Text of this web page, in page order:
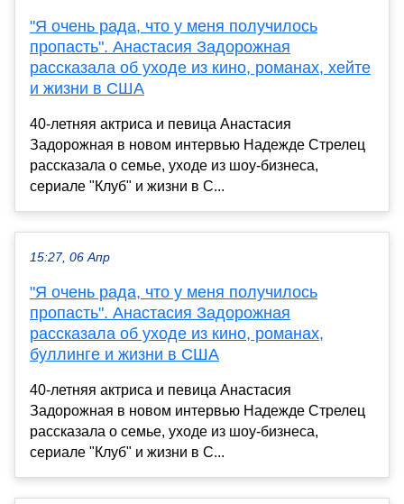
"Я очень рада, что у меня получилось
пропасть". Анастасия Задорожная
рассказала об уходе из кино, романах, хейте
и жизни в США
40-летняя актриса и певица Анастасия
Задорожная в новом интервью Надежде Стрелец
рассказала о семье, уходе из шоу-бизнеса,
сериале "Клуб" и жизни в С...
15:27, 06 Апр
"Я очень рада, что у меня получилось
пропасть". Анастасия Задорожная
рассказала об уходе из кино, романах,
буллинге и жизни в США
40-летняя актриса и певица Анастасия
Задорожная в новом интервью Надежде Стрелец
рассказала о семье, уходе из шоу-бизнеса,
сериале "Клуб" и жизни в С...